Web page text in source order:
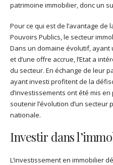
patrimoine immobilier, donc un
Pour ce qui est de l’avantage de
Pouvoirs Publics, le secteur
Dans un domaine évolutif,
et d’une offre accrue, l’Etat a
du secteur. En échange de leur
ayant investi profitent de la
d’investissements ont été mis
soutenir l’évolution d’un secteur
nationale.
Investir dans
L’investissement en immobilier